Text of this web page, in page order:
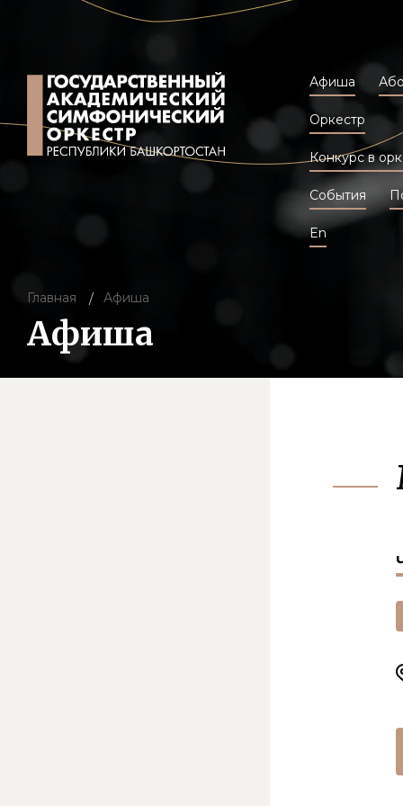
Афиша
Оркестр
Конкурс в
События
En
Главная Афиша
Афиша